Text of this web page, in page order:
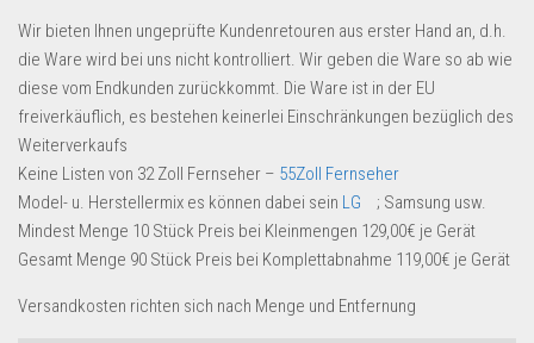
Uhren & Schmuck
Wohnen & Einrichten
Restposten-Angebote
Restposten für Privatpersonen
eBay Restposten kaufen
Sonderposten-Angebote
Wir bieten Ihnen ungeprüfte Kundenretouren aus erster Hand an, d.h.
die Ware wird bei uns nicht kontrolliert. Wir geben die Ware so ab wie
diese vom Endkunden zurückkommt. Die Ware ist in der EU
freiverkäuflich, es bestehen keinerlei Einschränkungen bezüglich des
Weiterverkaufs
Keine Listen von 32 Zoll Fernseher – 55Zoll Fernseher
Model- u. Herstellermix es können dabei sein LG
; Samsung usw.
Mindest Menge 10 Stück Preis bei Kleinmengen 129,00€ je Gerät
Gesamt Menge 90 Stück Preis bei Komplettabnahme 119,00€ je Gerät
Versandkosten richten sich nach Menge und Entfernung